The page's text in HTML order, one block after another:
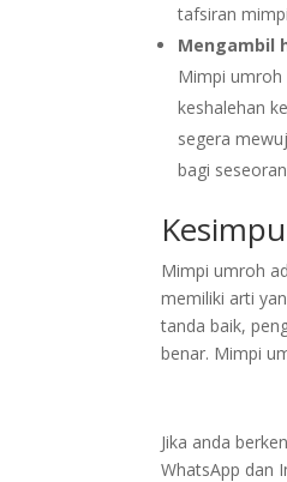
tafsiran
Mengambil
Mimpi umroh
keshalehan
segera
bagi
Mimpi umroh
memiliki arti
tanda baik,
benar. Mimpi
Jika anda
WhatsApp dan